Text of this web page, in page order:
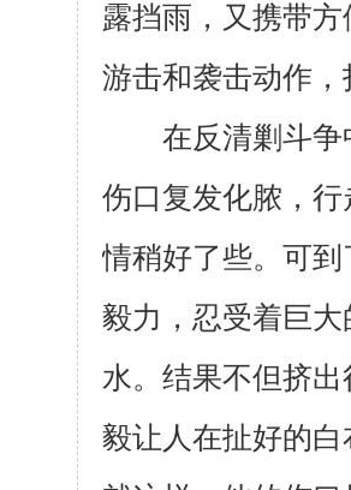
露挡雨，又携带
游击和袭击动作
在反清剿斗争
伤口复发化脓，
情稍好了些。可
毅力，忍受着巨
水。结果不但挤
毅让人在扯好的